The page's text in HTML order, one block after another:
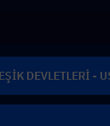
DEVLETLERİ -